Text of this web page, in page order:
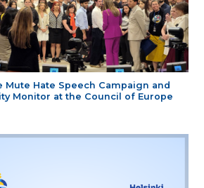
Mute Hate Speech Campaign and
Monitor at the Council of Europe